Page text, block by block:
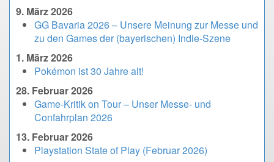
9. März 2026
GG Bavaria 2026 – Unsere Meinung zur Messe und
zu den Games der (bayerischen) Indie-Szene
1. März 2026
Pokémon ist 30 Jahre alt!
28. Februar 2026
Game-Kritik on Tour – Unser Messe- und
Confahrplan 2026
13. Februar 2026
Playstation State of Play (Februar 2026)